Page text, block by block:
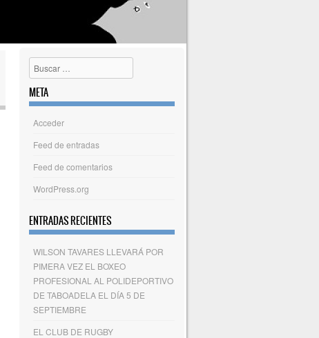
Buscar
META
Acceder
Feed de entradas
Feed de comentarios
WordPress.org
ENTRADAS RECIENTES
WILSON TAVARES LLEVARÁ POR
PIMERA VEZ EL BOXEO
PROFESIONAL AL POLIDEPORTIVO
DE TABOADELA EL DÍA 5 DE
SEPTIEMBRE
EL CLUB DE RUGBY